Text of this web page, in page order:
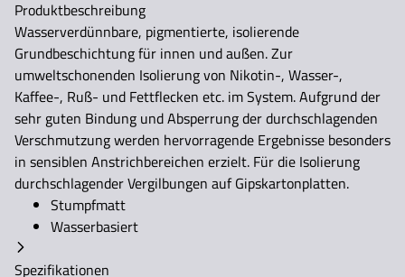
Produktbeschreibung
Wasserverdünnbare, pigmentierte, isolierende
Grundbeschichtung für innen und außen. Zur
umweltschonenden Isolierung von Nikotin-, Wasser-,
Kaffee-, Ruß- und Fettflecken etc. im System. Aufgrund der
sehr guten Bindung und Absperrung der durchschlagenden
Verschmutzung werden hervorragende Ergebnisse besonders
in sensiblen Anstrichbereichen erzielt. Für die Isolierung
durchschlagender Vergilbungen auf Gipskartonplatten.
Stumpfmatt
Wasserbasiert
Spezifikationen